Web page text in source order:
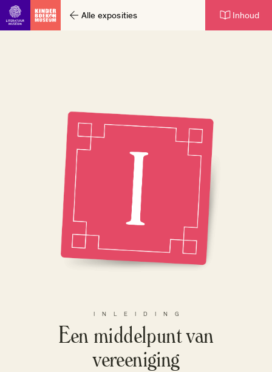
Ga direct naar inhoudAlle exposities Inhoud
INLEIDING
Een middelpunt van
vereeniging